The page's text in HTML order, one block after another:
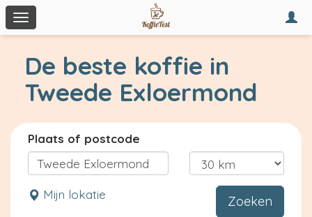
Toggle
navigation
De beste koffie in
Tweede Exloermond
Plaats of postcode
Mijn lokatie Zoeken